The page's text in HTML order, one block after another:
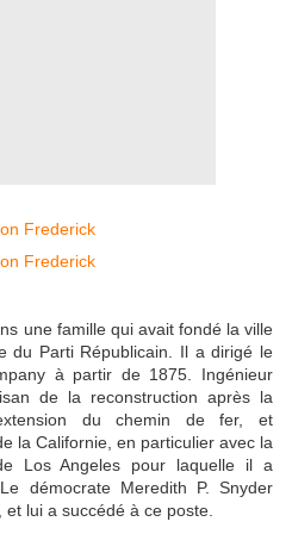
une famille qui avait fondé la ville
du Parti Républicain. Il a dirigé le
à partir de 1875. Ingénieur
de la reconstruction après la
du chemin de fer, et
la Californie, en particulier avec la
Los Angeles pour laquelle il a
démocrate Meredith P. Snyder
lui a succédé à ce poste.